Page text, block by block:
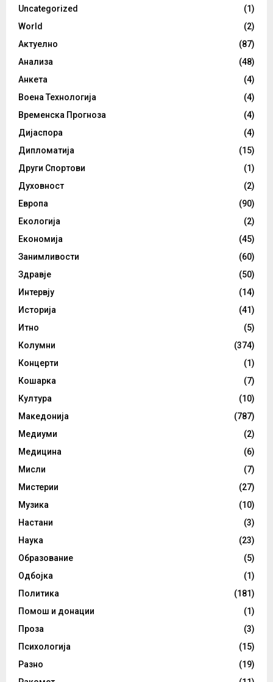
Uncategorized
(1)
World
(2)
Актуелно
(87)
Анализа
(48)
Анкета
(4)
Воена Технологија
(4)
Временска Прогноза
(4)
Дијаспора
(4)
Дипломатија
(15)
Други Спортови
(1)
Духовност
(2)
Европа
(90)
Екологија
(2)
Економија
(45)
Занимливости
(60)
Здравје
(50)
Интервју
(14)
Историја
(41)
Итно
(5)
Колумни
(374)
Концерти
(1)
Кошарка
(7)
Култура
(10)
Македонија
(787)
Медиуми
(2)
Медицина
(6)
Мисли
(7)
Мистерии
(27)
Музика
(10)
Настани
(3)
Наука
(23)
Образование
(5)
Одбојка
(1)
Политика
(181)
Помош и донации
(1)
Проза
(3)
Психологија
(15)
Разно
(19)